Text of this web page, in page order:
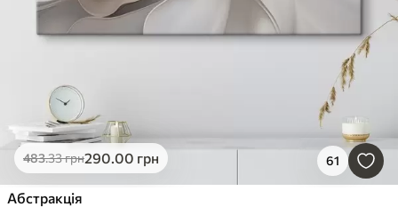
483.33грн290.00 грн 61
Абстракція